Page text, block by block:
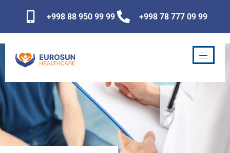
+998 88 950 99 99 +998 78 777 09 99